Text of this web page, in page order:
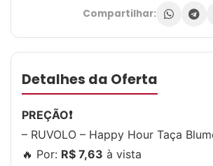
Compartilhar:
Detalhes da Oferta
PREÇÃO❗️
– RUVOLO – Happy Hour Taça
🔥 Por: R$ 7,63 à vista